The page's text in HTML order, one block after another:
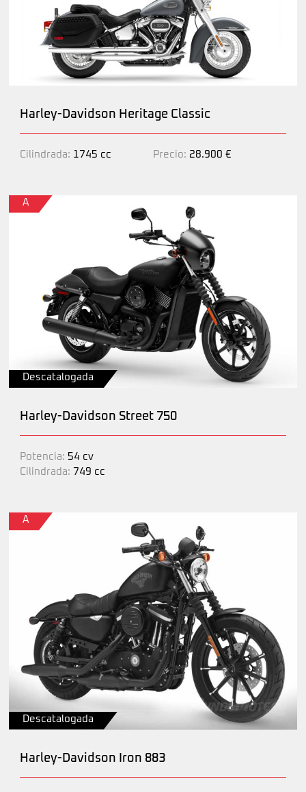
Harley-Davidson Heritage Classic
Cilindrada: 1745 cc Precio: 28.900 €
A
Descatalogada
Harley-Davidson Street 750
Potencia: 54 cv
Cilindrada: 749 cc
A
Descatalogada
Harley-Davidson Iron 883